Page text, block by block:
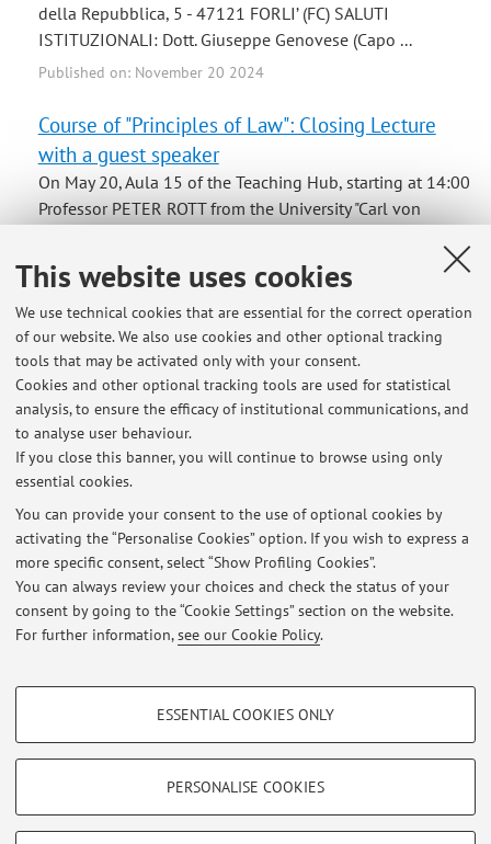
This website uses cookies
We use technical cookies that are essential for the correct operation
of our website. We also use cookies and other optional tracking
tools that may be activated only with your consent.
Cookies and other optional tracking tools are used for statistical
analysis, to ensure the efficacy of institutional communications, and
to analyse user behaviour.
If you close this banner, you will continue to browse using only
essential cookies.
You can provide your consent to the use of optional cookies by
activating the “Personalise Cookies” option. If you wish to express a
more specific consent, select “Show Profiling Cookies”.
You can always review your choices and check the status of your
consent by going to the “Cookie Settings” section on the website.
For further information,see our Cookie Policy.
PROFILING COOKIES - OPTIONAL
Show profiling cookies
TECHNICAL COOKIES - ESSENTIAL
ESSENTIAL COOKIES ONLY
PERSONALISE COOKIES
della Repubblica, 5 - 47121 FORLI’ (FC) SALUTI
ISTITUZIONALI: Dott. Giuseppe Genovese (Capo ...
Published on: November 20 2024
Course of "Principles of Law": Closing Lecture
with a guest speaker
On May 20, Aula 15 of the Teaching Hub, starting at 14:00
Professor PETER ROTT from the University "Carl von
Algorithmic decision-making and consumer protection in
the European Union
Published on: May 07 2022
BOOK RELEASE: Compensation and Punishment
in Tort Law ("Risarcimento e sanzione
nell'illecito civile"), ESI 2013
"Risarcimento e sanzione" mirrors the clash between the
two opposite views concerning the role of private actions
in defense of the public good; it expresses the tension, in
many Continental European jurisdictions, between the
stated goal of fully compensating the wronged person
and the often-dissimulated ...
Published on: October 12 2013
Restricted area
Loginto manage all website contents.